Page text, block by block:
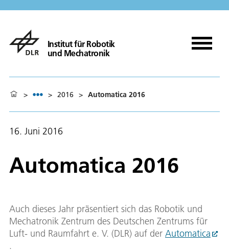
Institut für Robotik
und Mechatronik
> > 2016 > Automatica 2016
16. Juni 2016
Automatica 2016
Auch dieses Jahr präsentiert sich das Robotik und
Mechatronik Zentrum des Deutschen Zentrums für
Luft- und Raumfahrt e. V. (DLR) auf der Automatica
.